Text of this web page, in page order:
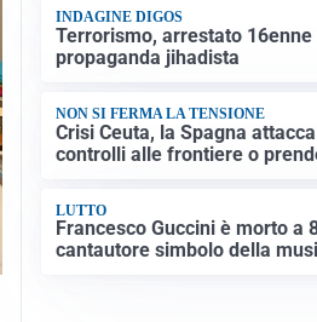
INDAGINE DIGOS
Terrorismo, arrestato
propaganda jihadista
NON SI FERMA LA TENSIONE
Crisi Ceuta, la Spagna
controlli alle frontiere o
LUTTO
Francesco Guccini è morto a
cantautore simbolo della